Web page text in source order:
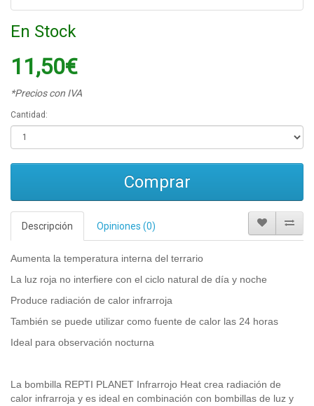
En Stock
11,50€
*Precios con IVA
Cantidad:
Comprar
Descripción Opiniones (0)
Aumenta la temperatura interna del terrario
La luz roja no interfiere con el ciclo natural de día y noche
Produce radiación de calor infrarroja
También se puede utilizar como fuente de calor las 24 horas
Ideal para observación nocturna
La bombilla REPTI PLANET Infrarrojo Heat crea radiación de
calor infrarroja y es ideal en combinación con bombillas de luz y